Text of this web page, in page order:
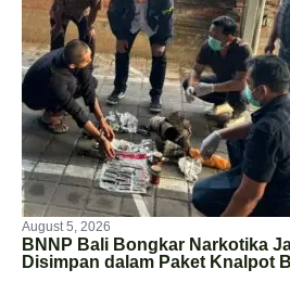
August 5, 2026
BNNP Bali Bongkar Narkotika
Disimpan dalam Paket Knalpot